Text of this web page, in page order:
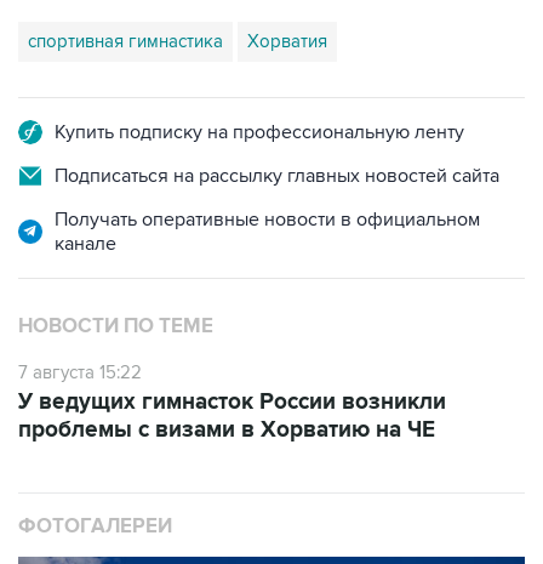
спортивная гимнастика Хорватия
Купить подписку на профессиональную ленту
Подписаться на рассылку главных новостей сайта
Получать оперативные новости в официальном
канале
НОВОСТИ ПО ТЕМЕ
7 августа 15:22
У ведущих гимнасток России возникли
проблемы с визами в Хорватию на ЧЕ
ФОТОГАЛЕРЕИ